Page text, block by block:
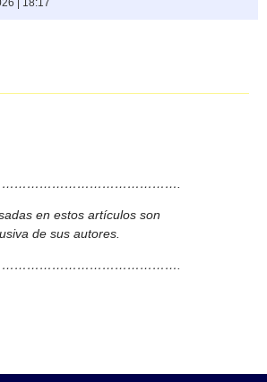
en estos artículos son
de sus autores.